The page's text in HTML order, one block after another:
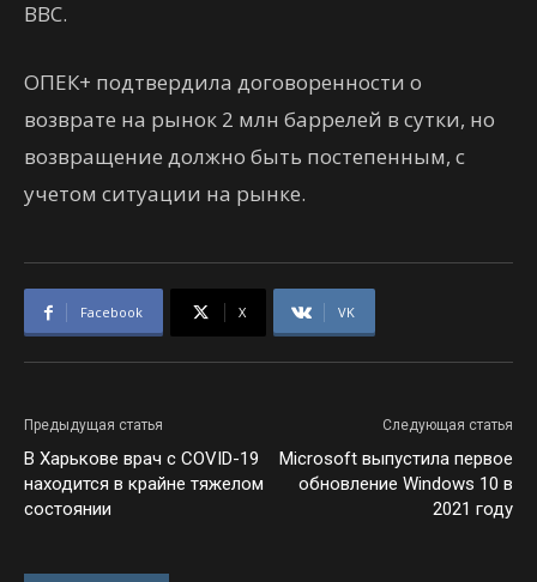
ВВС.
ОПЕК+ подтвердила договоренности о
возврате на рынок 2 млн баррелей в сутки, но
возвращение должно быть постепенным, с
учетом ситуации на рынке.
Facebook X VK
Предыдущая статья
В Харькове врач с COVID-19
находится в крайне тяжелом
состоянии
Следующая статья
Microsoft выпустила первое
обновление Windows 10 в
2021 году